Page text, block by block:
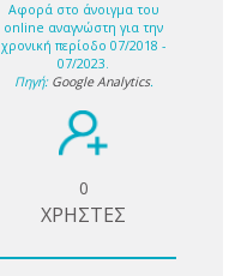
Αφορά στο άνοιγμα του
online αναγνώστη για την
χρονική περίοδο 07/2018 -
07/2023.
Πηγή: Google Analytics.
0
ΧΡΗΣΤΕΣ